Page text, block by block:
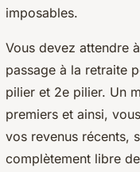
imposables.
Vous devez attendre
passage à la retraite
pilier et 2e pilier. Un
premiers et ainsi,
vos revenus récents,
complètement libre